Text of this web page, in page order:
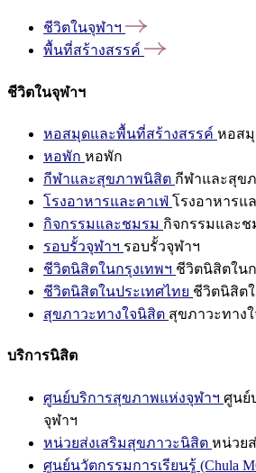
ชีวิตในจุฬาฯ
พื้นที่สร้างสรรค์
ชีวิตในจุฬาฯ
หอสมุดและพื้นที่สร้างสรรค์ หอสมุ
หอพัก หอพัก
กีฬาและสุขภาพนิสิต กีฬาและสุข
โรงอาหารและคาเฟ่ โรงอาหารแ
กิจกรรมและชมรม กิจกรรมและช
รอบรั้วจุฬาฯ รอบรั้วจุฬาฯ
ชีวิตนิสิตในกรุงเทพฯ ชีวิตนิสิตใน
ชีวิตนิสิตในประเทศไทย ชีวิตนิสิต
สุขภาวะทางใจนิสิต สุขภาวะทาง
บริการนิสิต
ศูนย์บริการสุขภาพแห่งจุฬาฯ ศูนย์
จุฬาฯ
หน่วยส่งเสริมสุขภาวะนิสิต หน่วย
ศูนย์นวัตกรรมการเรียนรู้ (Chula